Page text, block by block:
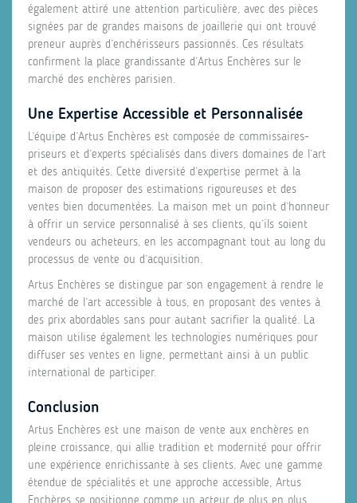
également attiré une attention particulière, avec des pièces
signées par de grandes maisons de joaillerie qui ont trouvé
preneur auprès d’enchérisseurs passionnés. Ces résultats
confirment la place grandissante d’Artus Enchères sur le
marché des enchères parisien.
Une Expertise Accessible et Personnalisée
L’équipe d’Artus Enchères est composée de commissaires-
priseurs et d’experts spécialisés dans divers domaines de l’art
et des antiquités. Cette diversité d’expertise permet à la
maison de proposer des estimations rigoureuses et des
ventes bien documentées. La maison met un point d’honneur
à offrir un service personnalisé à ses clients, qu’ils soient
vendeurs ou acheteurs, en les accompagnant tout au long du
processus de vente ou d’acquisition.
Artus Enchères se distingue par son engagement à rendre le
marché de l’art accessible à tous, en proposant des ventes à
des prix abordables sans pour autant sacrifier la qualité. La
maison utilise également les technologies numériques pour
diffuser ses ventes en ligne, permettant ainsi à un public
international de participer.
Conclusion
Artus Enchères est une maison de vente aux enchères en
pleine croissance, qui allie tradition et modernité pour offrir
une expérience enrichissante à ses clients. Avec une gamme
étendue de spécialités et une approche accessible, Artus
Enchères se positionne comme un acteur de plus en plus